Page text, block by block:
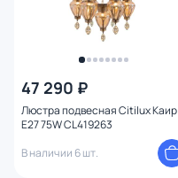
47 290 ₽
Люстра подвесная Citilux Каир
E27 75W CL419263
В наличии 6 шт.